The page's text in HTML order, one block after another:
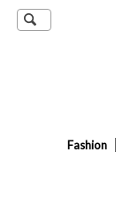
Fashion